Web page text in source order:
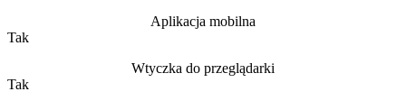
Aplikacja mobilna
Tak
Wtyczka do przeglądarki
Tak